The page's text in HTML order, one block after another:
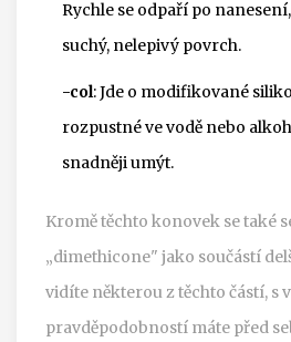
Rychle se odpaří po
suchý, nelepivý povrch.
-col: Jde o modifikované
rozpustné ve vodě nebo
snadněji umýt.
Kromě těchto konovek se také
„dimethicone" jako součástí
vidíte některou z těchto částí, s
pravděpodobností máte před